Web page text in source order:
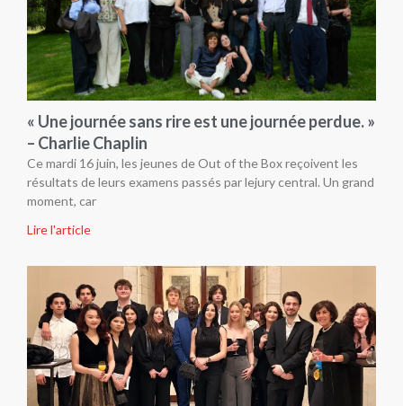
« Une journée sans rire est une journée perdue. »
– Charlie Chaplin
Ce mardi 16 juin, les jeunes de Out of the Box reçoivent les
résultats de leurs examens passés par lejury central. Un grand
moment, car
Lire l'article